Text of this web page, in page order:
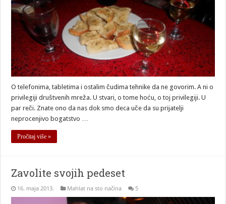
O telefonima, tabletima i ostalim čudima tehnike da ne govorim. A ni o
privilegiji društvenih mreža. U stvari, o tome hoću, o toj privilegiji. U
par reči. Znate ono da nas dok smo deca uče da su prijatelji
neprocenjivo bogatstvo …
Pročitaj više »
Zavolite svojih pedeset
16. maja 2013. Mahlat na sto načina 5